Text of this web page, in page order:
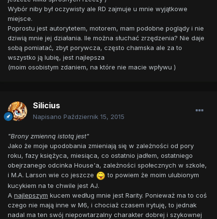
Wybór niby był oczywisty ale RD zajmuje u mnie wyjątkowe
miejsce.
Poprostu jest autorytetem, motorem, mam podobne poglądy i nie
dziwią mnie jej działania. Ile można słuchać zrzędzenia? Nie daje
sobą pomiatać, zbyt porywcza, często chamska ale za to
wszystko ją lubię, jest najlepsza
(moim osobistym zdaniem, na które nie macie wpływu )
Silicius
Napisano Październik 15, 2015
"Brony zmienną istotą jest"
Jako że moje upodobania zmieniają się w zależności od pory
roku, fazy księżyca, miesiąca, co ostatnio jadłem, ostatniego
obejrzanego odcinka House'a, zależności społecznych w szkole,
i M.A. Larson wie co jeszcze
to powiem że moim ulubionym
kucykiem na te chwile jest AJ.
A najlepszym kucem według mnie jest Rarity. Ponieważ ma to coś
czego nie mają inne w M6, i chociaż czasem irytuję, to jednak
nadal ma ten swój niepowtarzalny charakter dobrej i szykownej